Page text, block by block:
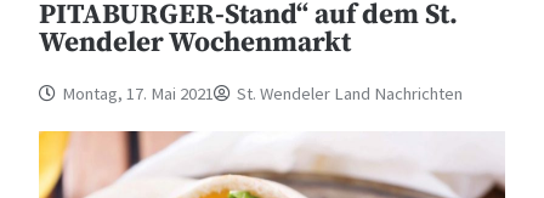
PITABURGER-Stand“ auf dem St.
Wendeler Wochenmarkt
Montag, 17. Mai 2021 St. Wendeler Land Nachrichten